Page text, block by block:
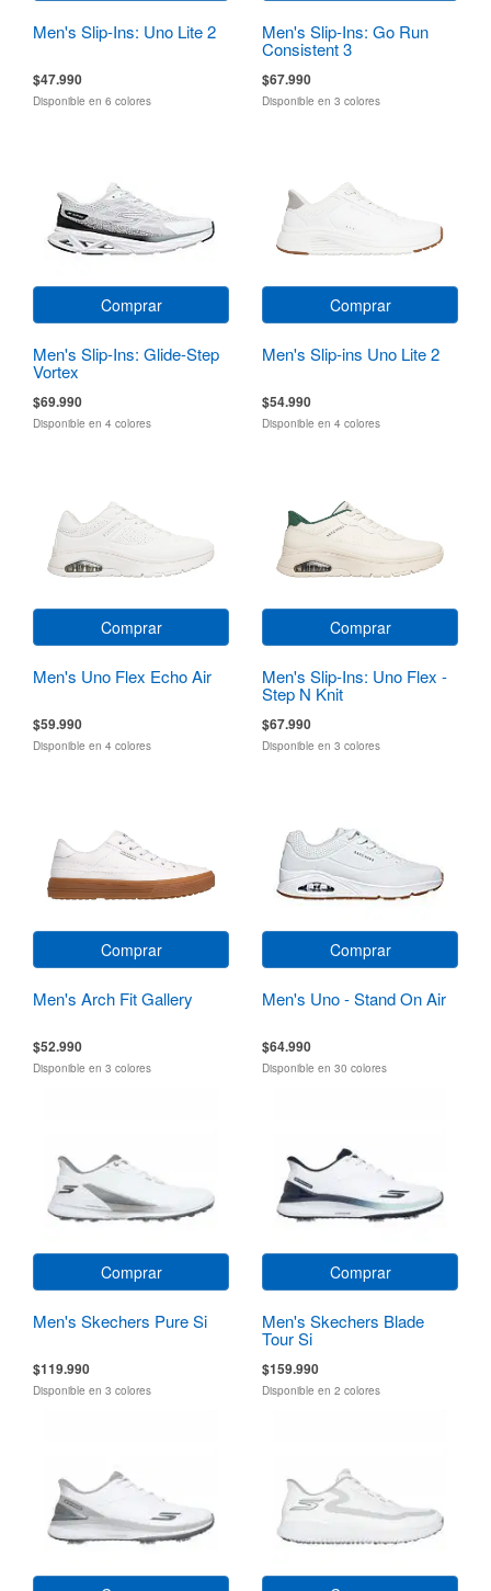
Men's Slip-Ins: Uno Lite 2
$47.990
Disponible en 6 colores
Men's Slip-Ins: Go Run
Consistent 3
$67.990
Disponible en 3 colores
Comprar
Men's Slip-Ins: Glide-Step
Vortex
$69.990
Disponible en 4 colores
Comprar
Men's Slip-ins Uno Lite 2
$54.990
Disponible en 4 colores
Comprar
Men's Uno Flex Echo Air
$59.990
Disponible en 4 colores
Comprar
Men's Slip-Ins: Uno Flex -
Step N Knit
$67.990
Disponible en 3 colores
Comprar
Men's Arch Fit Gallery
$52.990
Disponible en 3 colores
Comprar
Men's Uno - Stand On Air
$64.990
Disponible en 30 colores
Comprar
Men's Skechers Pure Si
$119.990
Disponible en 3 colores
Comprar
Men's Skechers Blade
Tour Si
$159.990
Disponible en 2 colores